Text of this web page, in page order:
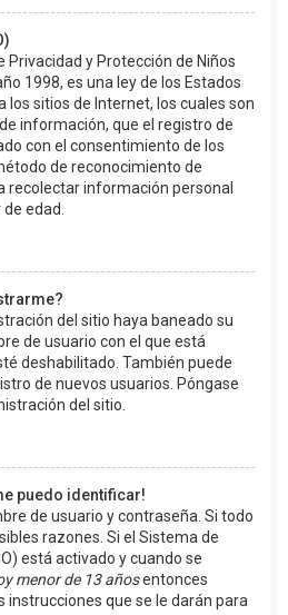
Privacidad y Protección de Niños
1998, es una ley de los Estados
los sitios de Internet, los cuales son
información, que el registro de
con el consentimiento de los
de reconocimiento de
recolectar información personal
edad.
del sitio haya baneado su
de usuario con el que está
deshabilitado. También puede
de nuevos usuarios. Póngase
del sitio.
puedo identificar!
de usuario y contraseña. Si todo
razones. Si el Sistema de
está activado y cuando se
menor de 13 añosentonces
instrucciones que se le darán para